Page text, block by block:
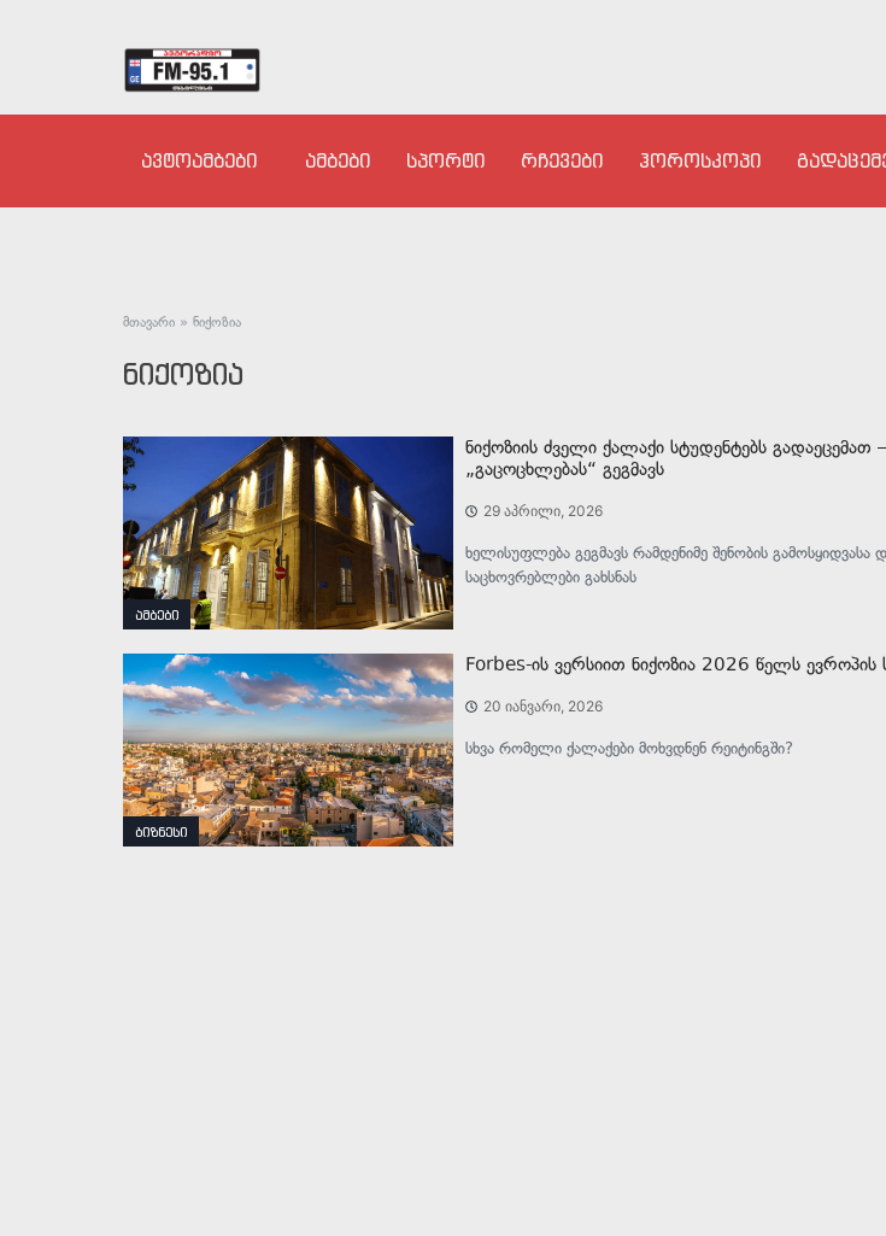
ავტოამბები ამბები სპორტი რჩევები ჰოროსკოპი
მთავარი » ნიქოზია
ნიქოზია
ამბები
ნიქოზიის ძველი ქალაქი სტუდენტებს
„გაცოცხლებას“ გეგმავს
29 აპრილი, 2026
ხელისუფლება გეგმავს რამდენიმე შენობის
საცხოვრებლები გახსნას
ბიზნესი
Forbes-ის ვერსიით ნიქოზია 2026 წელს
20 იანვარი, 2026
სხვა რომელი ქალაქები მოხვდნენ რეიტინგში?